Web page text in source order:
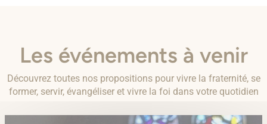
Les événements à venir
Découvrez toutes nos propositions pour vivre la fraternité, se
former, servir, évangéliser et vivre la foi dans votre quotidien